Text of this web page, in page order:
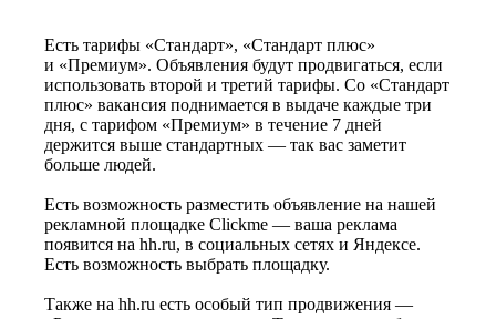
Есть тарифы «Стандарт», «Стандарт плюс»
и «Премиум». Объявления будут продвигаться, если
использовать второй и третий тарифы. Со «Стандарт
плюс» вакансия поднимается в выдаче каждые три
дня, с тарифом «Премиум» в течение 7 дней
держится выше стандартных — так вас заметит
больше людей.
Есть возможность разместить объявление на нашей
рекламной площадке Clickme — ваша реклама
появится на hh.ru, в социальных сетях и Яндексе.
Есть возможность выбрать площадку.
Также на hh.ru есть особый тип продвижения —